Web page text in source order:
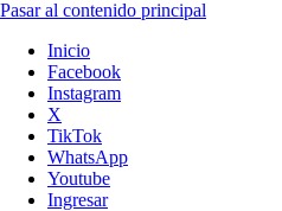
Pasar al contenido principal
Inicio
Facebook
Instagram
X
TikTok
WhatsApp
Youtube
Ingresar